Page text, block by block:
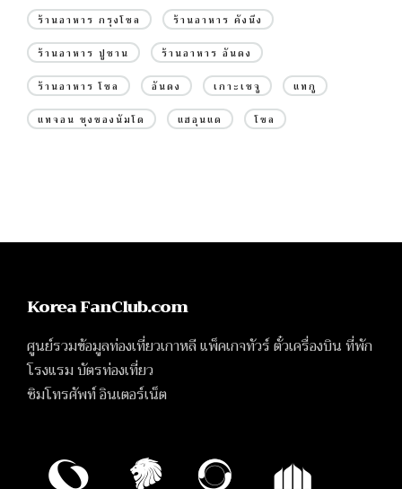
ร้านอาหาร กรุงโซล ร้านอาหาร คังนึง
ร้านอาหาร ปูซาน ร้านอาหาร อันดง
ร้านอาหาร โซล อันดง เกาะเชจู แทกู
แทจอน ชุงชองนัมโด แฮอุนแด โซล
Korea FanClub.com
ศูนย์รวมข้อมูลท่องเที่ยวเกาหลี แพ็คเกจทัวร์ ตั๋วเครื่องบิน ที่พัก
โรงแรม บัตรท่องเที่ยว
ซิมโทรศัพท์ อินเตอร์เน็ต